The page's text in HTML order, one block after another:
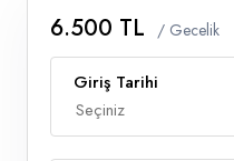
6.500 TL / Gecelik
Giriş Tarihi